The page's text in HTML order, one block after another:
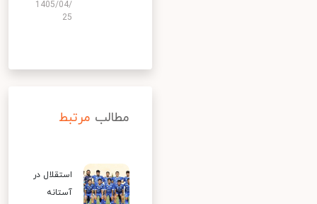
1405/04/
25
مطالب مرتبط
استقلال در
آستانه